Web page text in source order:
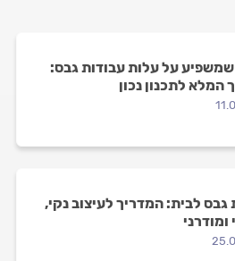
על עלות עבודות גבס:
המלא לתכנון נכון
גבס לבית: המדריך לעיצוב נקי,
ומודרני